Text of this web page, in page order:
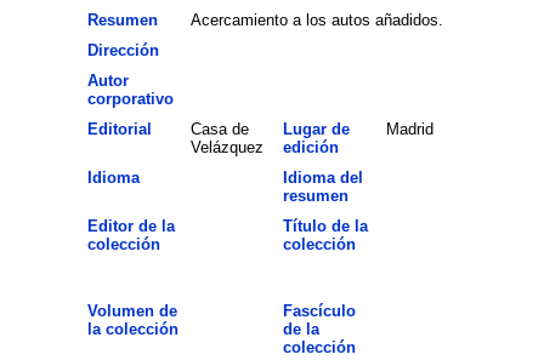
Resumen
Acercamiento a los autos añadidos.
Dirección
Autor
corporativo
Editorial
Casa de
Velázquez
Lugar de
edición
Madrid
Idioma
Idioma del
resumen
Editor de la
colección
Título de la
colección
Volumen de
la colección
Fascículo
de la
colección